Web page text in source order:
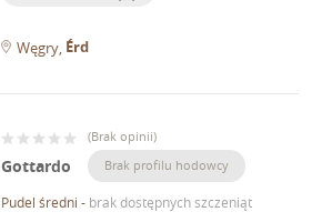
Węgry Érd
(Brak opinii)
Gottardo Brak profilu hodowcy
Pudel średni - brak dostępnych szczeniąt